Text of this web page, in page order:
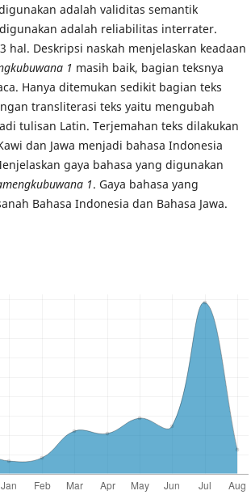
adalah validitas semantik
adalah reliabilitas interrater.
hal. Deskripsi naskah menjelaskan keadaan
1 masih baik, bagian teksnya
Hanya ditemukan sedikit bagian teks
transliterasi teks yaitu mengubah
tulisan Latin. Terjemahan teks dilakukan
dan Jawa menjadi bahasa Indonesia
gaya bahasa yang digunakan
1. Gaya bahasa yang
Bahasa Indonesia dan Bahasa Jawa.